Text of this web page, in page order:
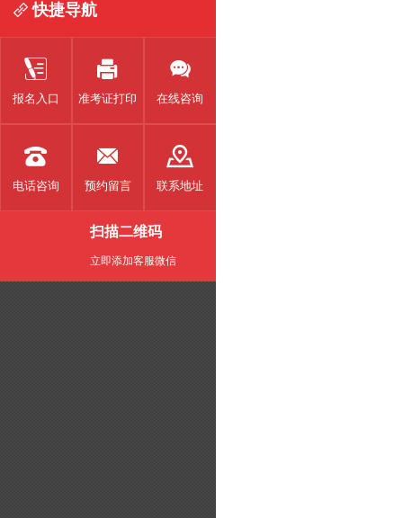
 快捷导航

报名入口

准考证打印

在线咨询

电话咨询

预约留言

联系地址
扫描二维码
立即添加客服微信